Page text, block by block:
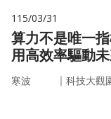
115/03/31
算力不是唯一
用高效率驅動
寒波 ｜ 科技大觀